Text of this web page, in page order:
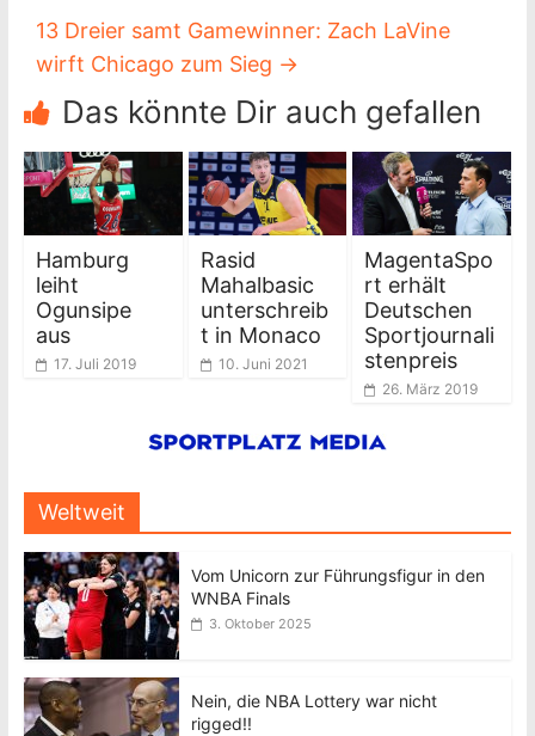
13 Dreier samt Gamewinner: Zach LaVine
wirft Chicago zum Sieg →
Das könnte Dir auch gefallen
Hamburg
leiht
Ogunsipe
aus
17. Juli 2019
Rasid
Mahalbasic
unterschreib
t in Monaco
10. Juni 2021
MagentaSpo
rt erhält
Deutschen
Sportjournali
stenpreis
26. März 2019
Weltweit
Vom Unicorn zur Führungsfigur in den
WNBA Finals
3. Oktober 2025
Nein, die NBA Lottery war nicht
rigged!!